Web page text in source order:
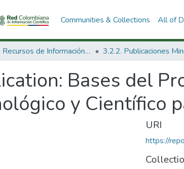
Communities & Collections All of
3. Recursos de Información Científica y Tecnológica
Bases del
y Científico
URI
https://